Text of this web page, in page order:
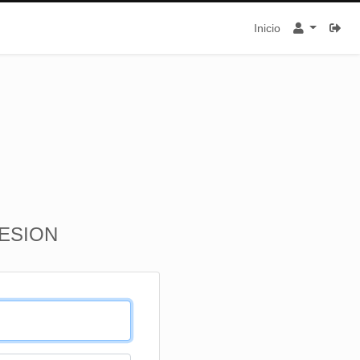
Inicio